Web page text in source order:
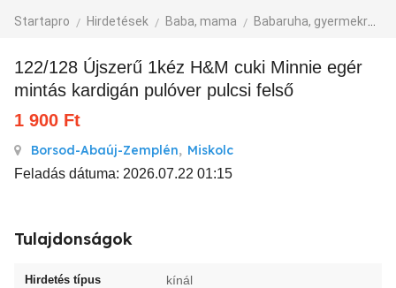
Startapro Hirdetések Baba, mama Babaruha, gyermekruha
122/128 Újszerű 1kéz H&M cuki Minnie egér
mintás kardigán pulóver pulcsi felső
1 900 Ft
Borsod-Abaúj-Zemplén, Miskolc
Feladás dátuma: 2026.07.22 01:15
Tulajdonságok
Hirdetés típus kínál